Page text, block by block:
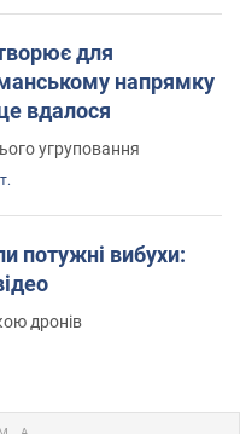
для
напрямку
вдалося
угруповання
потужні вибухи:
дронів